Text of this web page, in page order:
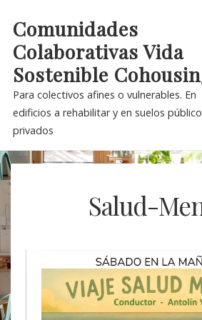
content
Comunidades
Colaborativas Vida
Sostenible
Para colectivos afines o vulnerables. En
edificios a rehabilitar y en suelos
privados
Salud-